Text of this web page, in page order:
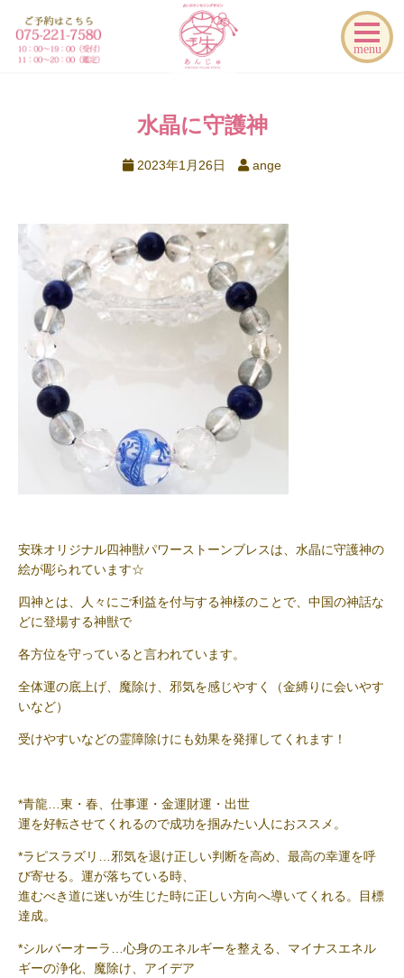
menu
水晶に守護神
2023年1月26日 ange
安珠オリジナル四神獣パワーストーンブレスは、水晶に守護神の
絵が彫られています☆
四神とは、人々にご利益を付与する神様のことで、中国の神話な
どに登場する神獣で
各方位を守っていると言われています。
全体運の底上げ、魔除け、邪気を感じやすく（金縛りに会いやす
いなど）
受けやすいなどの霊障除けにも効果を発揮してくれます！
*青龍…東・春、仕事運・金運財運・出世
運を好転させてくれるので成功を掴みたい人におススメ。
*ラピスラズリ…邪気を退け正しい判断を高め、最高の幸運を呼
び寄せる。運が落ちている時、
進むべき道に迷いが生じた時に正しい方向へ導いてくれる。目標
達成。
*シルバーオーラ…心身のエネルギーを整える、マイナスエネル
ギーの浄化、魔除け、アイデア